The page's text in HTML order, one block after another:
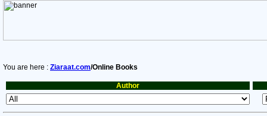
You are here : Ziaraat.com/Online Books
Author